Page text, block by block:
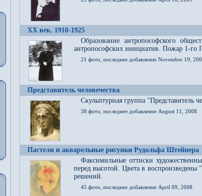
XX век. 1910-1925
Образование антропософского
антропософских инициатив. Пожар 1-го
21 фото, последнее добавление November 19,
Представитель человечества
Скульптурная группа "Представитель
38 фото, последнее добавление August 11, 2008
Пастели и акварельные рисунки Рудольфа Штейнера
Факсимильные оттиски
перед высотой. Цвета в
решений.
45 фото, последнее добавление April 09, 2008